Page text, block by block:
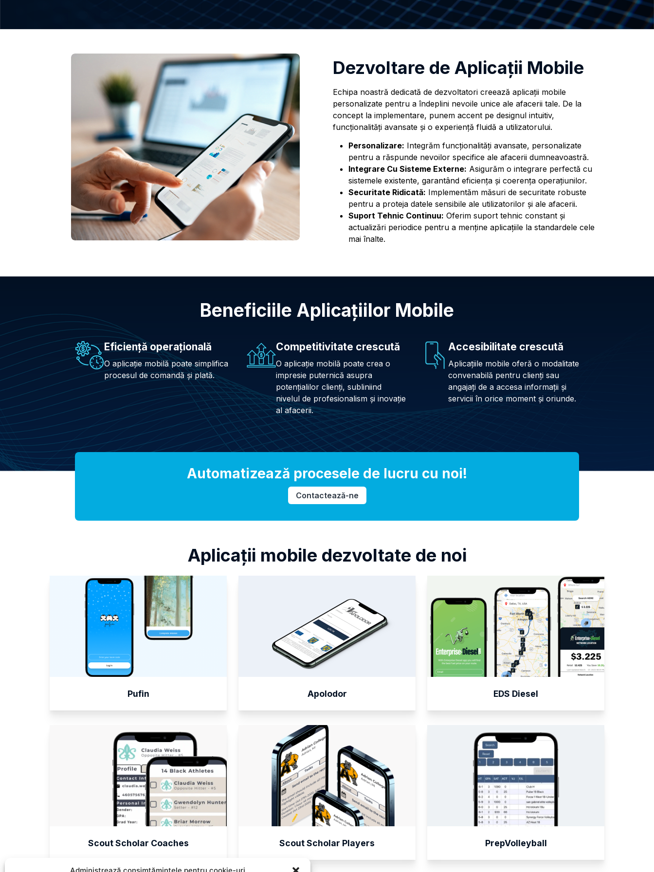
Dezvoltare de Aplicaţii Mobile
Echipa noastră dedicată de dezvoltatori creează aplicații mobile
personalizate pentru a îndeplini nevoile unice ale afacerii tale. De la
concept la implementare, punem accent pe designul intuitiv,
funcționalități avansate și o experiență fluidă a utilizatorului.
Personalizare: Integrăm funcționalități avansate, personalizate
pentru a răspunde nevoilor specifice ale afacerii dumneavoastră.
Integrare Cu Sisteme Externe: Asigurăm o integrare perfectă cu
sistemele existente, garantând eficiența și coerența operațiunilor.
Securitate Ridicată: Implementăm măsuri de securitate robuste
pentru a proteja datele sensibile ale utilizatorilor și ale afacerii.
Suport Tehnic Continuu: Oferim suport tehnic constant și
actualizări periodice pentru a menține aplicațiile la standardele cele
mai înalte.
Beneficiile Aplicaţiilor Mobile
Eficiență operațională
O aplicație mobilă poate simplifica
procesul de comandă și plată.
Competitivitate crescută
O aplicație mobilă poate crea o
impresie puternică asupra
potențialilor clienți, subliniind
nivelul de profesionalism și inovație
al afacerii.
Accesibilitate crescută
Aplicațiile mobile oferă o modalitate
convenabilă pentru clienți sau
angajați de a accesa informații și
servicii în orice moment și oriunde.
Automatizează procesele de lucru cu noi!
Contactează-ne
Aplicații mobile dezvoltate de noi
Pufin Apolodor EDS Diesel
Scout Scholar Coaches Scout Scholar Players PrepVolleyball